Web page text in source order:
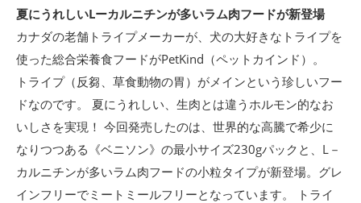
夏にうれしいLーカルニチンが多いラム肉フードが新登場
カナダの老舗トライプメーカーが、犬の大好きなトライプを
使った総合栄養食フードがPetKind（ペットカインド）。
トライプ（反芻、草食動物の胃）がメインという珍しいフー
ドなのです。 夏にうれしい、生肉とは違うホルモン的なお
いしさを実現！ 今回発売したのは、世界的な高騰で希少に
なりつつある《ベニソン》の最小サイズ230gパックと、L－
カルニチンが多いラム肉フードの小粒タイプが新登場。グレ
インフリーでミートミールフリーとなっています。 トライ